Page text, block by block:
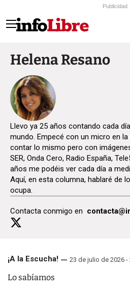
Publicidad
Helena Resano
Llevo ya 25 años contando cada
mundo. Empecé con un micro en
contar lo mismo pero con
SER, Onda Cero, Radio España,
años me podéis ver cada día a
Aquí, en esta columna, hablaré de
ocupa.
Contacta conmigo en
¡A la Escucha! 23 de julio de 2026 -
Lo sabíamos